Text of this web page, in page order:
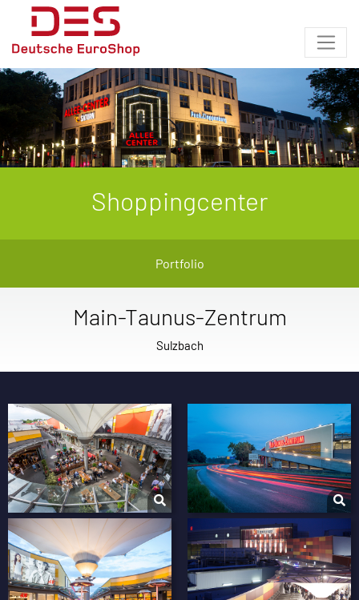
Shoppingcenter
Portfolio
Main-Taunus-Zentrum
Sulzbach